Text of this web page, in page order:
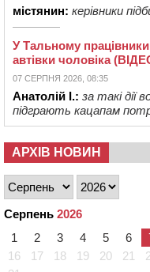
містянин: керівники
У Тальному
автівки чоловіка
07 СЕРПНЯ 2026, 08:35
Анатолій І.: за такі дії
підграють кацапам
АРХІВ НОВИН
Серпень 2026
1
2 3 4 5 6
16
17 18 19 20 21